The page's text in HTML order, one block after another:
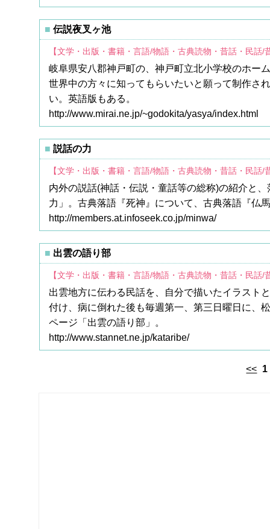
伝説夜叉ヶ池
【文学・出版・書籍・言語/物語・古典読物・昔話・民話/
岐阜県安八郡神戸町の、神戸町立北小学校のホー
世界中の方々に知ってもらいたいと願って制作さ
い。英語版もある。
http://www.mirai.ne.jp/~godokita/yasya/index.html
説話の力
【文学・出版・書籍・言語/物語・古典読物・昔話・民話/
内外の説話(神話・伝説・童話等の総称)の紹介と
力」。古典落語『死神』について、古典落語『仏
http://members.at.infoseek.co.jp/minwa/
出雲の語り部
【文学・出版・書籍・言語/物語・古典読物・昔話・民話/
出雲地方に伝わる民話を、自分で描いたイラスト
付け、病に倒れた後も毎週第一、第三日曜日に、
ページ「出雲の語り部」。
http://www.stannet.ne.jp/kataribe/
<< 1